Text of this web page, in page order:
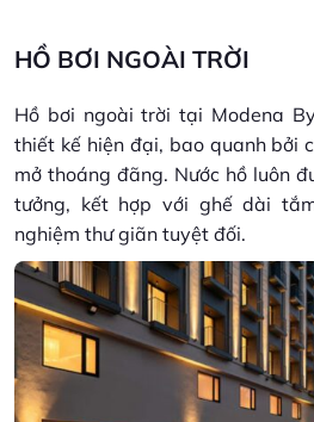
HỒ BƠI NGOÀI TRỜI
Hồ bơi ngoài trời tại Modena
thiết kế hiện đại, bao quanh bởi
mở thoáng đãng. Nước hồ luôn
tưởng, kết hợp với ghế dài
nghiệm thư giãn tuyệt đối.